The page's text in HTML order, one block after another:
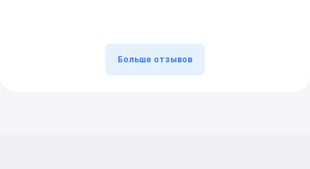
Больше отзывов